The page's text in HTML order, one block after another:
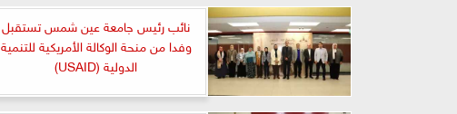
نائب رئيس جامعة عين شمس تستقبل
وفدا من منحة الوكالة الأمريكية للتنمية
الدولية (USAID)